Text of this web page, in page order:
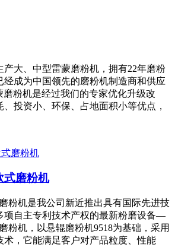
产大、中型雷蒙磨粉机，拥有22年磨粉
经成为中国领先的磨粉机制造商和供应
磨粉机是经过我们的专家优化升级改
投资小、环保、占地面积小等优点，
式磨粉机
粉机是我公司新近推出具有国际先进技
项自主专利技术产权的最新粉磨设备—
粉机，以悬辊磨粉机9518为基础，采用
术，它能满足客户对产品粒度、性能